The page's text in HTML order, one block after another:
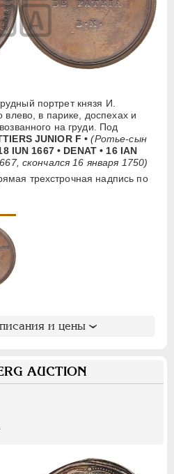
портрет князя И.
в парике, доспехах и
на груди. Под
JUNIOR F • (Ротье-сын
IUN 1667 • DENAT • 16 IAN
скончался 16 января 1750)
трехстрочная надпись по
и цены
AUCTION
1881